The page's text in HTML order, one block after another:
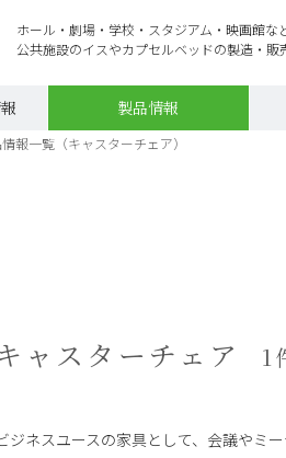
ホール・劇場・学校・スタジアム・映画館など
公共施設のイスやカプセルベッドの製造・販
製品情報
報一覧（キャスターチェア）
ャスターチェア 1
ジネスユースの家具として、会議やミ